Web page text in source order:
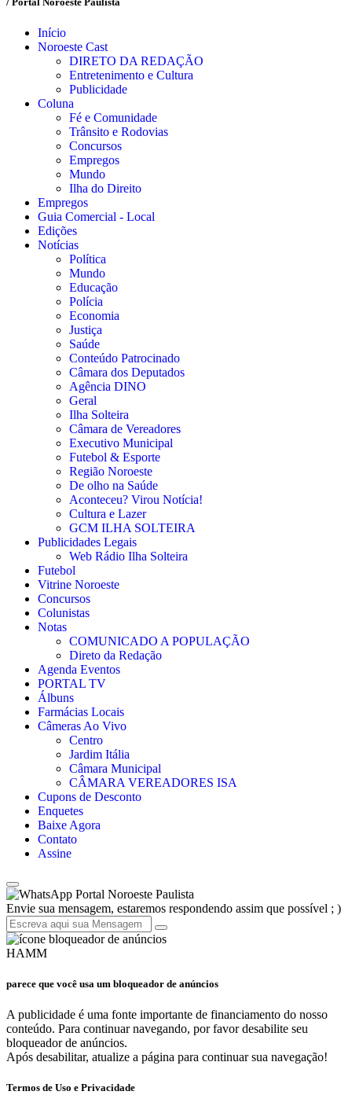
Início
Noroeste Cast
DIRETO DA REDAÇÃO
Entretenimento e Cultura
Publicidade
Coluna
Fé e Comunidade
Trânsito e Rodovias
Concursos
Empregos
Mundo
Ilha do Direito
Empregos
Guia Comercial - Local
Edições
Notícias
Política
Mundo
Educação
Polícia
Economia
Justiça
Saúde
Conteúdo Patrocinado
Câmara dos Deputados
Agência DINO
Geral
Ilha Solteira
Câmara de Vereadores
Executivo Municipal
Futebol & Esporte
Região Noroeste
De olho na Saúde
Aconteceu? Virou Notícia!
Cultura e Lazer
GCM ILHA SOLTEIRA
Publicidades Legais
Web Rádio Ilha Solteira
Futebol
Vitrine Noroeste
Concursos
Colunistas
Notas
COMUNICADO A POPULAÇÃO
Direto da Redação
Agenda Eventos
PORTAL TV
Álbuns
Farmácias Locais
Câmeras Ao Vivo
Centro
Jardim Itália
Câmara Municipal
CÂMARA VEREADORES ISA
Cupons de Desconto
Enquetes
Baixe Agora
Contato
Assine
Portal Noroeste Paulista
Envie sua mensagem, estaremos respondendo assim que possível ; )
HAMM
parece que você usa um bloqueador de anúncios
A publicidade é uma fonte importante de financiamento do nosso
conteúdo. Para continuar navegando, por favor desabilite seu
bloqueador de anúncios.
Após desabilitar, atualize a página para continuar sua navegação!
Termos de Uso e Privacidade